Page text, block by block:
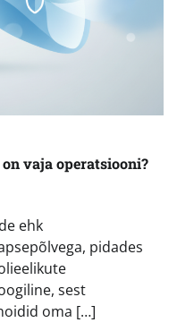
vaja operatsiooni?
ehk
pidades
sest
oma […]